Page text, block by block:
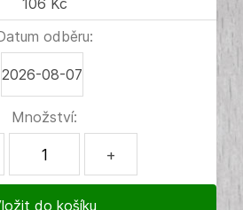
106 Kč
odběru:
2026-08-07
Množství:
+